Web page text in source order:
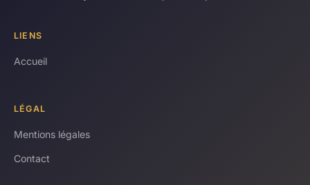
LIENS
Accueil
LÉGAL
Mentions légales
Contact